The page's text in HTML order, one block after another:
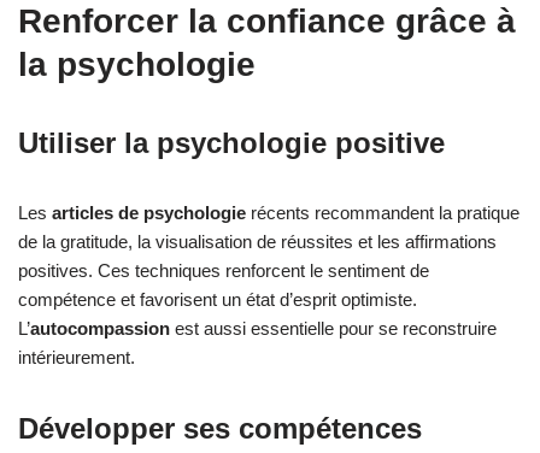
Renforcer la confiance grâce à
la psychologie
Utiliser la psychologie positive
Les articles de psychologie récents recommandent la pratique
de la gratitude, la visualisation de réussites et les affirmations
positives. Ces techniques renforcent le sentiment de
compétence et favorisent un état d’esprit optimiste.
L’autocompassion est aussi essentielle pour se reconstruire
intérieurement.
Développer ses compétences